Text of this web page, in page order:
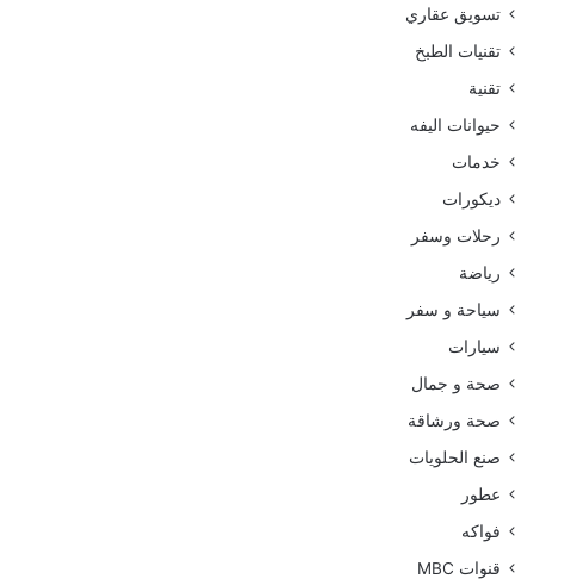
تسويق عقاري
تقنيات الطبخ
تقنية
حيوانات اليفه
خدمات
ديكورات
رحلات وسفر
رياضة
سياحة و سفر
سيارات
صحة و جمال
صحة ورشاقة
صنع الحلويات
عطور
فواكه
قنوات MBC